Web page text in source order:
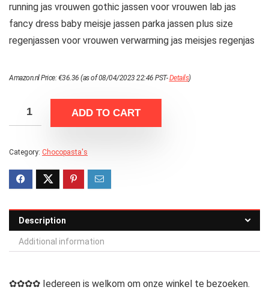
running jas vrouwen gothic jassen voor vrouwen lab jas
fancy dress baby meisje jassen parka jassen plus size
regenjassen voor vrouwen verwarming jas meisjes regenjas
Amazon.nl Price:€36.36 (as of 08/04/2023 22:46 PST-Details)
ADD TO CART
Category: Chocopasta's
Description
Additional information
✿✿✿✿ Iedereen is welkom om onze winkel te bezoeken.